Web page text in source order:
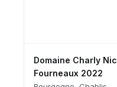
Domaine Charly
Fourneaux 2022